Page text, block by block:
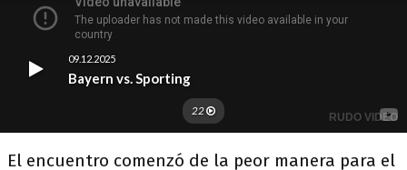
El encuentro comenzó de la peor manera para el